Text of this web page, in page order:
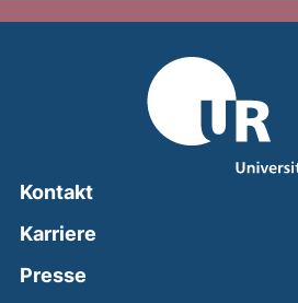
Kontakt
Karriere
Presse